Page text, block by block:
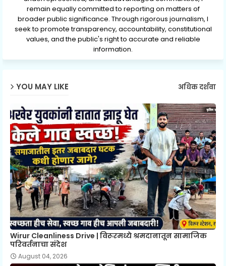
remain equally committed to reporting on matters of
broader public significance. Through rigorous journalism, I
seek to promote transparency, accountability, constitutional
values, and the public's right to accurate and reliable
information.
YOU MAY LIKE अधिक दर्शवा
Wirur Cleanliness Drive | विरूरमध्ये श्रमदानातून सामाजिक
परिवर्तनाचा संदेश
August 04, 2026